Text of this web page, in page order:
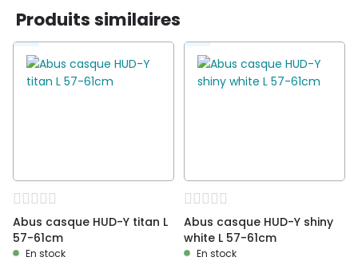
casque MoTrip midnight blue M 54-58cm”
Vous devez êtreconnecté pour publier un avis.
Produits similaires
Abus casque HUD-Y titan L
57-61cm
En stock
Abus casque HUD-Y shiny
white L 57-61cm
En stock